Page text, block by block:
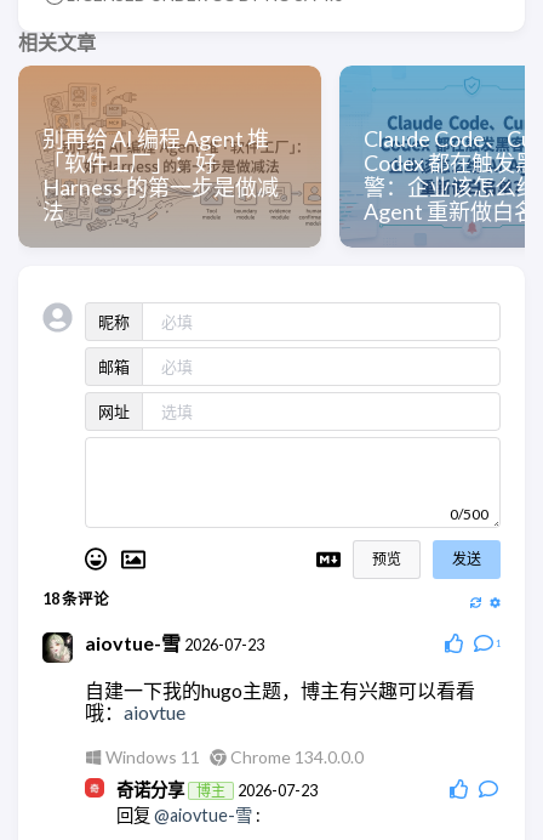
相关文章
别再给 AI 编程 Agent 堆
「软件工厂」：好
Harness 的第一步是做减
法
Claude Code、
Codex 都在触发
警：企业该怎么给
Agent 重新做白名
昵称
邮箱
网址
0/500
预览 发送
18条评论
aiovtue-雪 2026-07-23 1
自建一下我的hugo主题，博主有兴趣可以看看
哦： aiovtue
Windows 11
Chrome 134.0.0.0
奇诺分享
博主 2026-07-23
回复 @aiovtue-雪 :